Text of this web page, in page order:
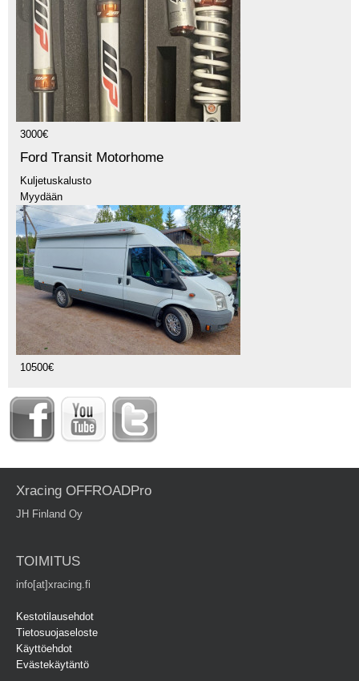
3000€
Ford Transit Motorhome
Kuljetuskalusto
Myydään
10500€
Xracing OFFROADPro
JH Finland Oy
TOIMITUS
info[at]xracing.fi
Kestotilausehdot
Tietosuojaseloste
Käyttöehdot
Evästekäytäntö